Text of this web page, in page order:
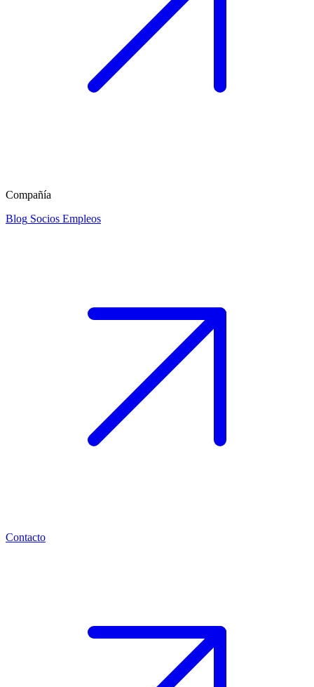
Compañía
Blog Socios Empleos
Contacto